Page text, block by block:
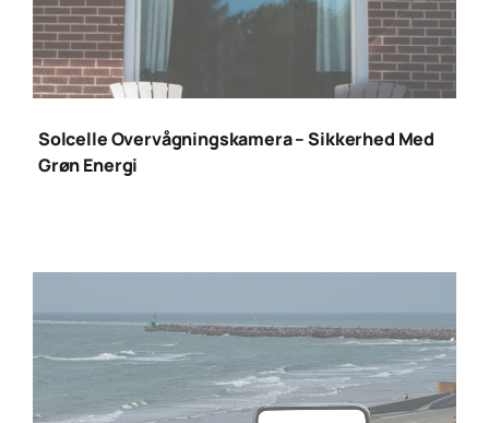
solcelle
(1)
Solcelle Overvågningskamera – Sikkerhed Med
Grøn Energi